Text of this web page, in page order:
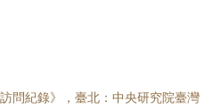
問紀錄》，臺北：中央研究院臺灣